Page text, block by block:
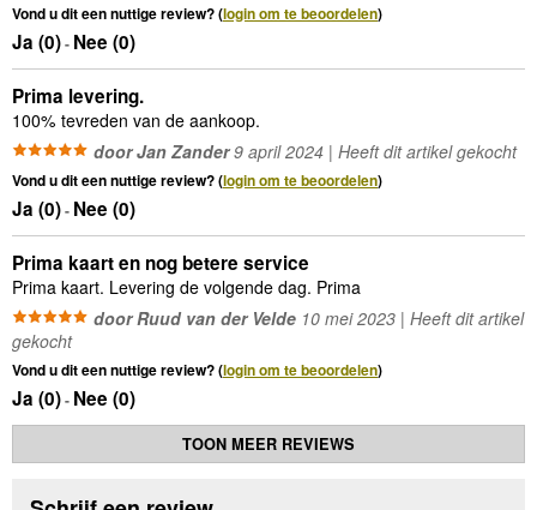
Vond u dit een nuttige review? (login om te beoordelen)
Ja (0)- Nee (0)
Prima levering.
100% tevreden van de aankoop.
door Jan Zander9 april 2024 | Heeft dit artikel gekocht
Vond u dit een nuttige review? (login om te beoordelen)
Ja (0)- Nee (0)
Prima kaart en nog betere service
Prima kaart. Levering de volgende dag. Prima
door Ruud van der Velde 10 mei 2023 | Heeft dit artikel
gekocht
Vond u dit een nuttige review? (login om te beoordelen)
Ja (0)- Nee (0)
TOON MEER REVIEWS